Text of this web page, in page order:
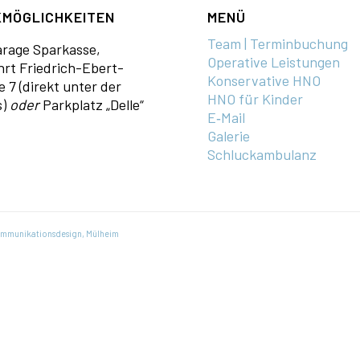
Sparkasse,
Fried­rich-Ebert-
7 (direkt unter der
oderParkplatz „Delle“
MENÜ
Team | Terminbuchung
Operative Leistungen
Konservative HNO
HNO für Kinder
E‑Mail
Galerie
Schluckambulanz
Mülheim